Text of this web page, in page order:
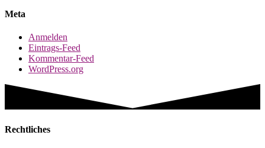
Meta
Anmelden
Eintrags-Feed
Kommentar-Feed
WordPress.org
Rechtliches